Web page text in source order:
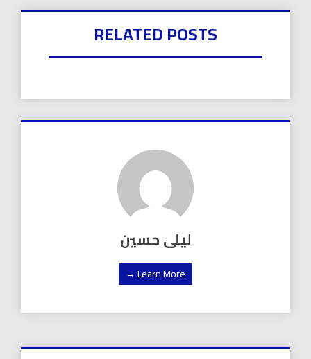
RELATED POSTS
ليلى حسين
Learn More →